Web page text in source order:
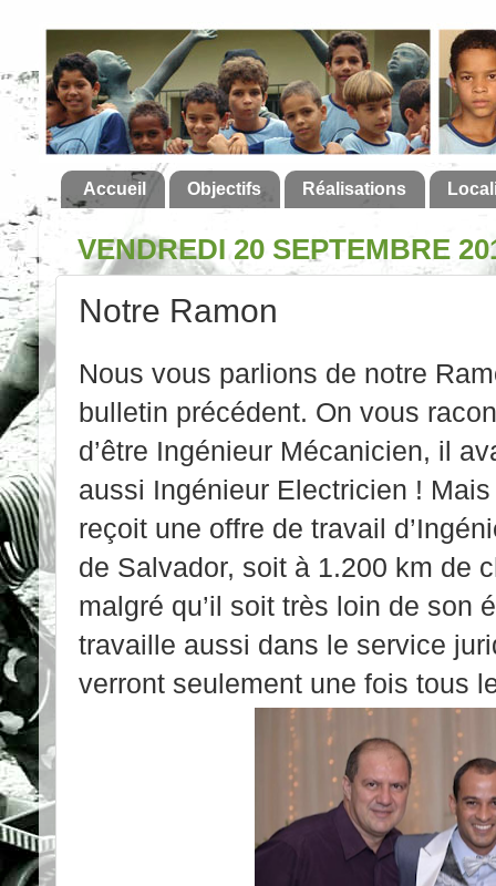
Accueil Objectifs Réalisations
VENDREDI 20 SEPTEMBRE
Notre Ramon
Nous vous parlions de notre
bulletin précédent. On vous
d’être Ingénieur Mécanicien, il
aussi Ingénieur Electricien !
reçoit une offre de travail
de Salvador, soit à 1.200 km de
malgré qu’il soit très loin de son
travaille aussi dans le service
verront seulement une fois tous